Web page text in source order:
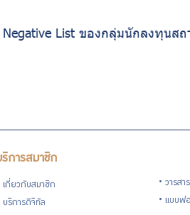
List ของกลุ่มนักลงทุนสถ
ริการสมาชิก
เกี่ยวกับสมาชิก
บริการดิจิทัล
วารสา
แบบฟ